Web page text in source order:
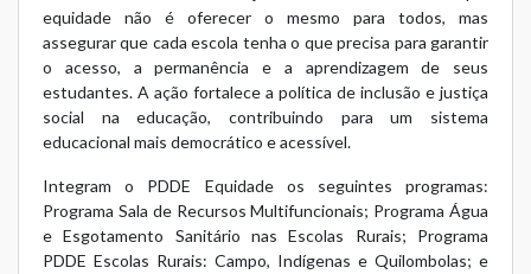
equidade não é oferecer o mesmo para todos, mas
assegurar que cada escola tenha o que precisa para garantir
o acesso, a permanência e a aprendizagem de seus
estudantes. A ação fortalece a política de inclusão e justiça
social na educação, contribuindo para um sistema
educacional mais democrático e acessível.
Integram o PDDE Equidade os seguintes programas:
Programa Sala de Recursos Multifuncionais; Programa Água
e Esgotamento Sanitário nas Escolas Rurais; Programa
PDDE Escolas Rurais: Campo, Indígenas e Quilombolas; e